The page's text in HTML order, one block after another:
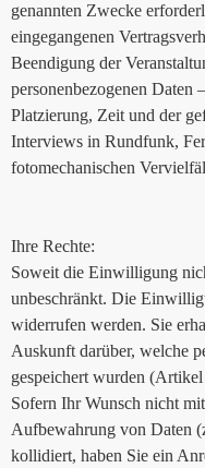
genannten Zwecke
eingegangenen
Beendigung der
personenbezogenen Daten
Platzierung, Zeit und der
Interviews in Rundfunk,
fotomechanischen
Ihre Rechte:
Soweit die Einwilligung
unbeschränkt. Die
widerrufen werden. Sie
Auskunft darüber, welche
gespeichert wurden
Sofern Ihr Wunsch nicht
Aufbewahrung von Daten
kollidiert, haben Sie ein